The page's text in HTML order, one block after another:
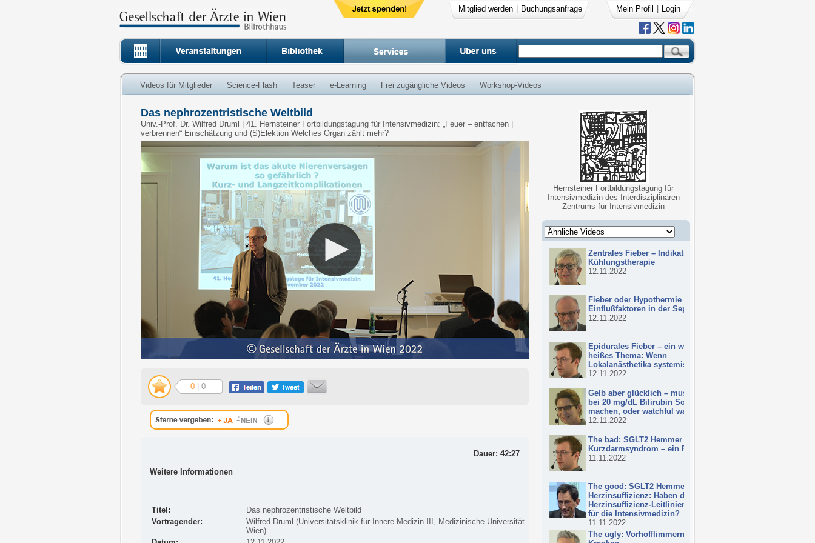
Mitglied werden Buchungsanfrage Mein Profil Login
Videos für Mitglieder Science-Flash Teaser e-Learning Frei zugängliche Videos Workshop-Videos
Hernsteiner Fortbildungstagung für
Intensivmedizin des Interdisziplinären
Zentrums für Intensivmedizin
Zentrales Fieber – Indikationen zur
Kühlungstherapie
12.11.2022
Fieber oder Hypothermie –
Einflußfaktoren in der Sepsis
12.11.2022
Epidurales Fieber – ein wirklich
heißes Thema: Wenn
Lokalanästhetika systemisch wirken!
12.11.2022
Gelb aber glücklich – muss ich mir
bei 20 mg/dL Bilirubin Sorgen
machen, oder watchful waiting?
12.11.2022
The bad: SGLT2 Hemmer und
Kurzdarmsyndrom – ein Fall
11.11.2022
The good: SGLT2 Hemmer in der
Herzinsuffizienz: Haben die neuen
Herzinsuffizienz-Leitlinien Bedeutung
für die Intensivmedizin?
11.11.2022
The ugly: Vorhofflimmern bei kritisch
Das nephrozentristische Weltbild
Univ.-Prof. Dr. Wilfred Druml | 41. Hernsteiner Fortbildungstagung für Intensivmedizin: „Feuer – entfachen |
verbrennen“ Einschätzung und (S)Elektion Welches Organ zählt mehr?
0 | 0
Dauer: 42:27
Weitere Informationen
Titel:
Das nephrozentristische Weltbild
Vortragender:
Wilfred Druml (Universitätsklinik für Innere Medizin III, Medizinische Universität
Wien)